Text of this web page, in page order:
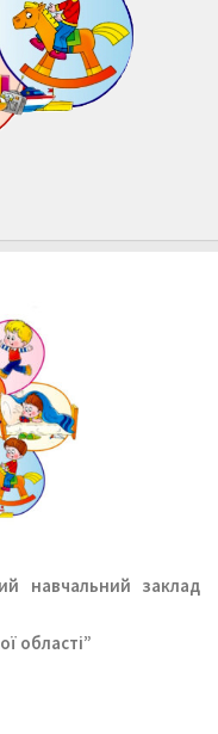
навчальний заклад
області”